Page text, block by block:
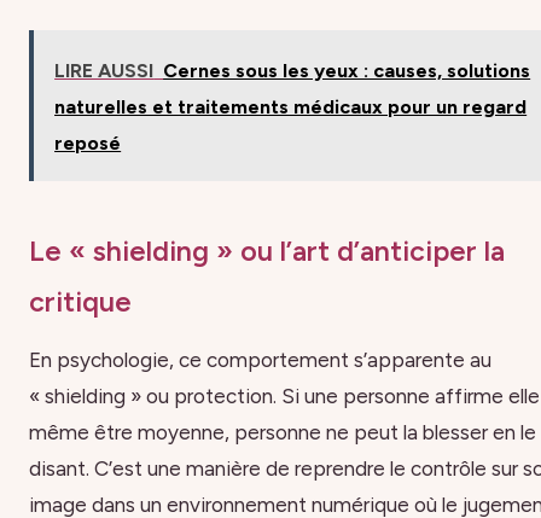
LIRE AUSSI Cernes sous les yeux : causes, solutions
naturelles et traitements médicaux pour un regard
reposé
Le « shielding » ou l’art d’anticiper la
critique
En psychologie, ce comportement s’apparente au
« shielding » ou protection. Si une personne affirme
même être moyenne, personne ne peut la blesser en le
disant. C’est une manière de reprendre le contrôle sur
image dans un environnement numérique où le